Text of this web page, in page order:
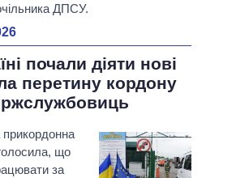
ДПСУ.
почали діяти нові
перетину кордону
що
за